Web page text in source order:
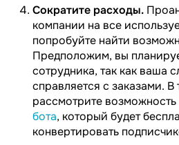
Сократите расходы.
компании на все
попробуйте найти
Предположим, вы
сотрудника, так как ваша
справляется с заказами. В
рассмотрите возможность
бота, который будет
конвертировать